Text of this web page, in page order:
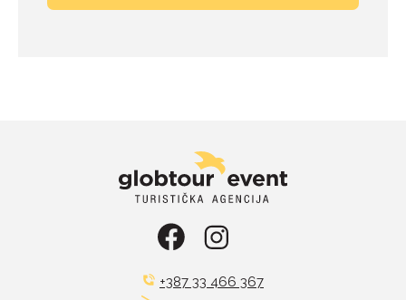
+387 33 466 367